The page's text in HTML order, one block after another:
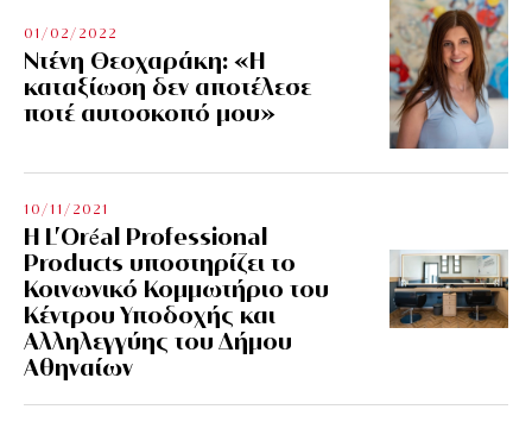
01/02/2022
Ντένη Θεοχαράκη: «Η
καταξίωση δεν αποτέλεσε
ποτέ αυτοσκοπό μου»
10/11/2021
Η L’Οréal Professional
Products υποστηρίζει το
Κοινωνικό Κομμωτήριο του
Κέντρου Υποδοχής και
Αλληλεγγύης του Δήμου
Αθηναίων